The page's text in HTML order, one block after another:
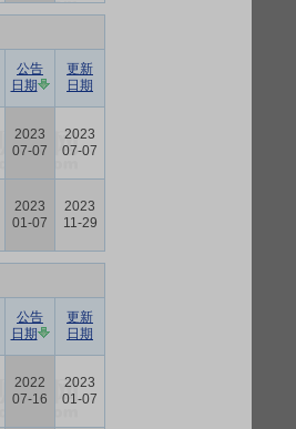
公告
日期
更新
日期
2023
07-07
2023
07-07
2023
01-07
2023
11-29
公告
日期
更新
日期
2022
07-16
2023
01-07